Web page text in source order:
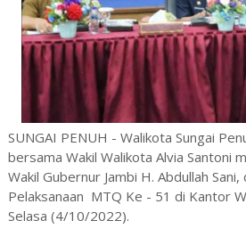
SUNGAI PENUH - Walikota Sungai
bersama Wakil Walikota Alvia Santoni
Wakil Gubernur Jambi H. Abdullah
Pelaksanaan MTQ Ke - 51 di Kantor
Selasa (4/10/2022).